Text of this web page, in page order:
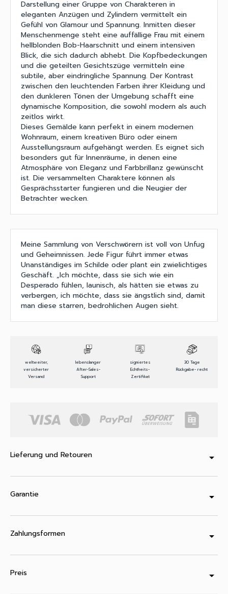
Darstellung einer Gruppe von Charakteren in
eleganten Anzügen und Zylindern vermittelt ein
Gefühl von Glamour und Spannung. Inmitten dieser
Menschenmenge steht eine auffällige Frau mit einem
hellblonden Bob-Haarschnitt und einem intensiven
Blick, die sich dadurch abhebt. Die Kopfbedeckungen
und die geteilten Gesichtszüge vermitteln eine
subtile, aber eindringliche Spannung. Der Kontrast
zwischen den leuchtenden Farben ihrer Kleidung und
den dunkleren Tönen der Umgebung schafft eine
dynamische Komposition, die sowohl modern als auch
zeitlos wirkt.
Dieses Gemälde kann perfekt in einem modernen
Wohnraum, einem kreativen Büro oder einem
Ausstellungsraum aufgehängt werden. Es eignet sich
besonders gut für Innenräume, in denen eine
Atmosphäre von Eleganz und Farbbrillanz gewünscht
ist. Die versammelten Charaktere können als
Gesprächsstarter fungieren und die Neugier der
Betrachter wecken.
Meine Sammlung von Verschwörern ist voll von Unfug
und Geheimnissen. Jede Figur führt immer etwas
Unanständiges im Schilde oder plant ein zwielichtiges
Geschäft. „Ich möchte, dass sie sich wie ein
Desperado fühlen, launisch, als hätten sie etwas zu
verbergen, ich möchte, dass sie ängstlich sind, damit
man diese starren, bedrohlichen Augen sieht.
weltweiter,
versicherter
Versand
lebenslanger
After-Sales-
Support
signiertes
Echtheits-
Zertifikat
30 Tage
Rückgabe- recht
Lieferung und Retouren arrow_drop_down
Garantie arrow_drop_down
Zahlungsformen arrow_drop_down
Preis arrow_drop_down